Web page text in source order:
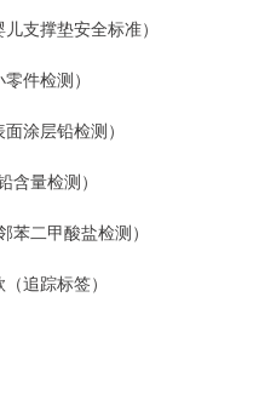
支撑垫安全标准）
件检测）
涂层铅检测）
含量检测）
苯二甲酸盐检测）
追踪标签）